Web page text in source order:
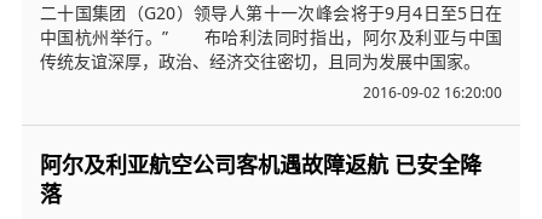
二十国集团（G20）领导人第十一次峰会将于9月4日至5日在
中国杭州举行。” 布哈利法同时指出，阿尔及利亚与中国
传统友谊深厚，政治、经济交往密切，且同为发展中国家。
2016-09-02 16:20:00
阿尔及利亚航空公司客机遇故障返航 已安全降
落